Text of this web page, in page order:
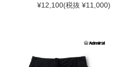
¥12,100(税抜 ¥11,000)